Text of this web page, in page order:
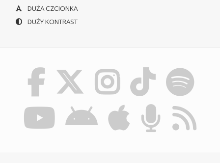
DUŻA CZCIONKA
DUŻY KONTRAST